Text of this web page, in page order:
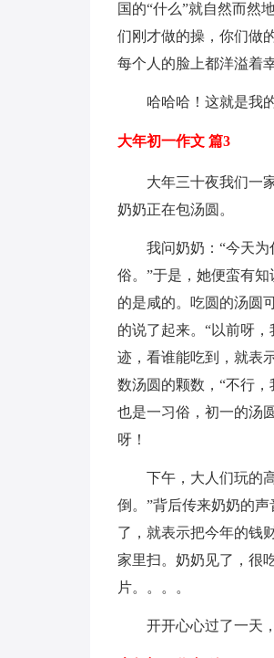
国的“什么”就自然而然
们刚才做的操，你们做
每个人的脸上都洋溢着
哈哈哈！这就是我
大年初一作文 篇3
大年三十夜我们一
奶奶正在包汤圆。
我问奶奶：“今天
俗。”于是，她便蛮有
的是咸的。吃圆的汤圆
的说了起来。“以前呀
迹，看谁能吃到，就表
数汤圆的颗数，“不行
也是一习俗，初一的汤
呀！
下午，大人们玩的
倒。”背后传来奶奶的
了，就表示把今年的钱
家里扫。奶奶见了，很
片。。。。
开开心心过了一天